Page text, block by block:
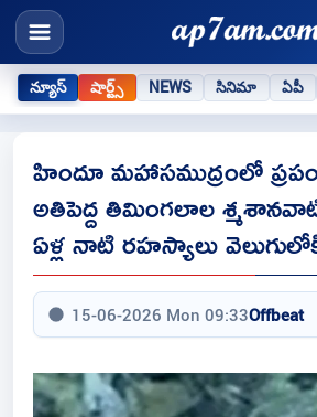
న్యూస్ షార్ట్స్ NEWS సినిమా ఏపీ
హిందూ మహాసముద్రంలో
అతిపెద్ద తిమింగలాల
ఏళ్ల నాటి రహస్యాలు
15-06-2026 Mon 09:33Offbeat